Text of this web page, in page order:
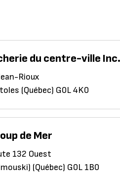
du centre-ville Inc.
Rioux
(Québec) G0L 4K0
de Mer
132 Ouest
(Québec) G0L 1B0